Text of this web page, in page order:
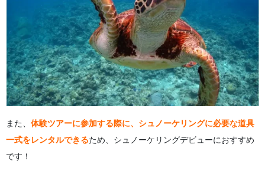
また、 体験ツアーに参加する際に、シュノーケリングに必要な道具
一式をレンタルできるため、シュノーケリングデビューにおすすめ
です！